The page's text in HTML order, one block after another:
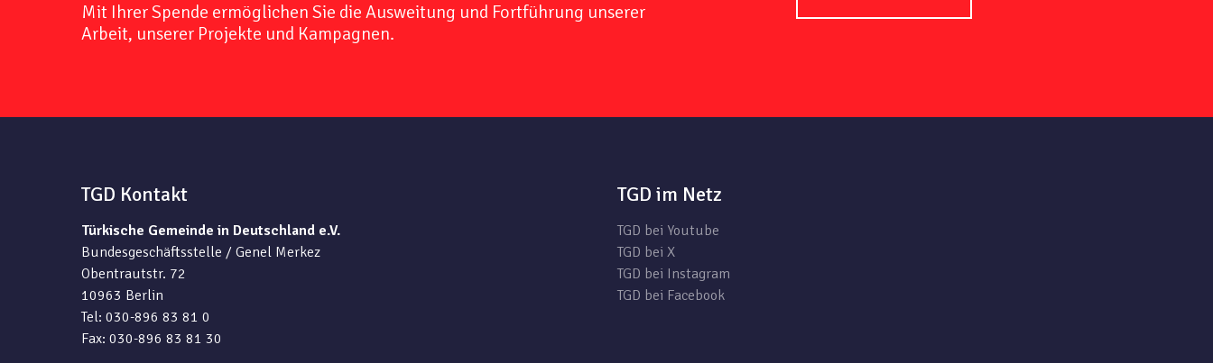
Mit Ihrer Spende ermöglichen Sie die Ausweitung und Fortführung unserer
Arbeit, unserer Projekte und Kampagnen.
TGD Kontakt
Türkische Gemeinde in Deutschland e.V.
Bundesgeschäftsstelle / Genel Merkez
Obentrautstr. 72
10963 Berlin
Tel: 030-896 83 81 0
Fax: 030-896 83 81 30
TGD im Netz
TGD bei Youtube
TGD bei X
TGD bei Instagram
TGD bei Facebook